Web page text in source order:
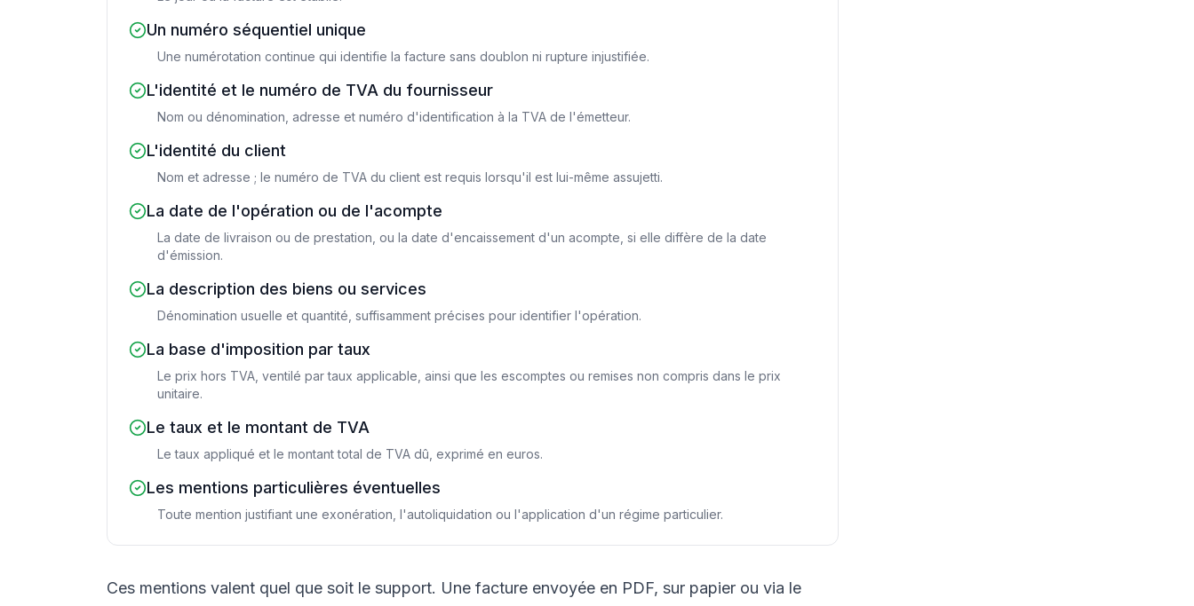
Un numéro séquentiel unique
Une numérotation continue qui identifie la facture sans doublon ni rupture injustifiée.
L'identité et le numéro de TVA du fournisseur
Nom ou dénomination, adresse et numéro d'identification à la TVA de l'émetteur.
L'identité du client
Nom et adresse ; le numéro de TVA du client est requis lorsqu'il est lui-même assujetti.
La date de l'opération ou de l'acompte
La date de livraison ou de prestation, ou la date d'encaissement d'un acompte, si elle diffère de la date
d'émission.
La description des biens ou services
Dénomination usuelle et quantité, suffisamment précises pour identifier l'opération.
La base d'imposition par taux
Le prix hors TVA, ventilé par taux applicable, ainsi que les escomptes ou remises non compris dans le prix
unitaire.
Le taux et le montant de TVA
Le taux appliqué et le montant total de TVA dû, exprimé en euros.
Les mentions particulières éventuelles
Toute mention justifiant une exonération, l'autoliquidation ou l'application d'un régime particulier.
Ces mentions valent quel que soit le support. Une facture envoyée en PDF, sur papier ou via le